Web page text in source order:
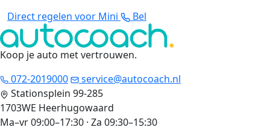
Direct regelen voor Mini
Bel
Koop je auto met vertrouwen.
072-2019000
service@autocoach.nl
Stationsplein 99-285
1703WE Heerhugowaard
Ma–vr 09:00–17:30 · Za 09:30–15:30